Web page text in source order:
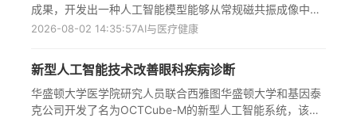
工劳动、加快处理速度并降低变异性，有望在冠心病临床诊
断和风险评估中发挥重要作用，但仍需进一步验证。
成果，开发出一种人工智能模型能够从常规磁共振成像中识
别出此前无法检测的大脑灰质皮层病变，这一技术突破使研
著改进多发性硬化症的临床诊断与治疗监测，特别是在评估
新药对灰质病变效果方面开辟了全新可能，该技术已成功在
ORATORIO临床试验数据中检测出超过11,000个先前不可见
2026-08-02 14:35:57AI与医疗健康
新型人工智能技术改善眼科疾病诊断
华盛顿大学医学院研究人员联合西雅图华盛顿大学和基因泰
克公司开发了名为OCTCube-M的新型人工智能系统，该系